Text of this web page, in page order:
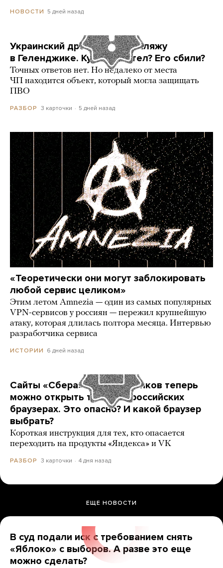
НОВОСТИ 5 дней назад
Украинский дрон попал по пляжу
в Геленджике. Куда он летел? Его сбили?
Точных ответов нет. Но недалеко от места
ЧП находится объект, который могла защищать
ПВО
РАЗБОР 3 карточки 5 дней назад
«Теоретически они могут заблокировать
любой сервис целиком»
Этим летом Amnezia — один из самых популярных
VPN-сервисов у россиян — пережил крупнейшую
атаку, которая длилась полтора месяца. Интервью
разработчика сервиса
ИСТОРИИ 6 дней назад
Сайты «Сбера» и других банков теперь
можно открыть только в российских
браузерах. Это опасно? И какой браузер
выбрать?
Короткая инструкция для тех, кто опасается
переходить на продукты «Яндекса» и VK
РАЗБОР 3 карточки 4 дня назад
ЕЩЕ НОВОСТИ
В суд подали иск с требованием снять
«Яблоко» с выборов. А разве это еще
можно сделать?